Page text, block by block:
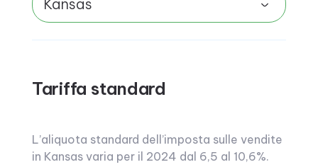
Kansas
Tariffa standard
L’aliquota standard dell’imposta sulle vendite
in Kansas varia per il 2024 dal 6,5 al 10,6%.